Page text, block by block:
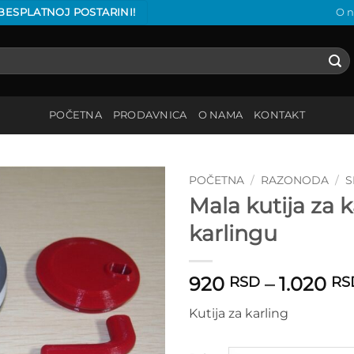
POSTARINI! O
POČETNA PRODAVNICA O NAMA KONTAKT
POČETNA / RAZONODA /
Mala kutija za
karlingu
920 RSD – 1.020
Kutija za karling